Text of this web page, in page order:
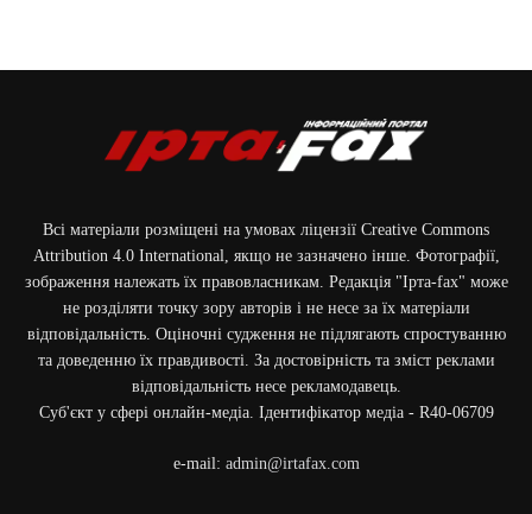
Всі матеріали розміщені на умовах ліцензії Creative Commons
Attribution 4.0 International, якщо не зазначено інше. Фотографії,
зображення належать їх правовласникам. Редакція "Ірта-fax" може
не розділяти точку зору авторів і не несе за їх матеріали
відповідальність. Оціночні судження не підлягають спростуванню
та доведенню їх правдивості. За достовірність та зміст реклами
відповідальність несе рекламодавець.
Cуб'єкт у сфері онлайн-медіа. Ідентифікатор медіа - R40-06709
e-mail: admin@irtafax.com